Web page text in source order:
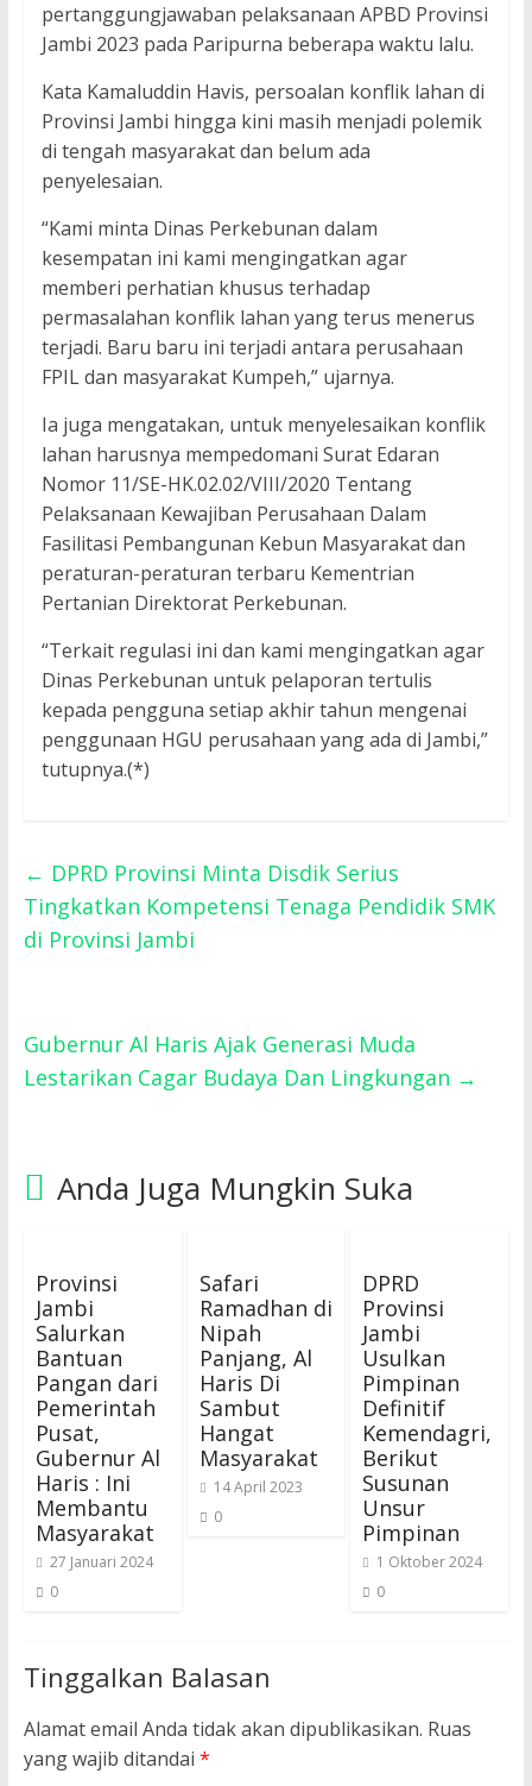
pertanggungjawaban pelaksanaan APBD Provinsi
Jambi 2023 pada Paripurna beberapa waktu lalu.
Kata Kamaluddin Havis, persoalan konflik lahan di
Provinsi Jambi hingga kini masih menjadi polemik
di tengah masyarakat dan belum ada
penyelesaian.
“Kami minta Dinas Perkebunan dalam
kesempatan ini kami mengingatkan agar
memberi perhatian khusus terhadap
permasalahan konflik lahan yang terus menerus
terjadi. Baru baru ini terjadi antara perusahaan
FPIL dan masyarakat Kumpeh,” ujarnya.
Ia juga mengatakan, untuk menyelesaikan konflik
lahan harusnya mempedomani Surat Edaran
Nomor 11/SE-HK.02.02/VIII/2020 Tentang
Pelaksanaan Kewajiban Perusahaan Dalam
Fasilitasi Pembangunan Kebun Masyarakat dan
peraturan-peraturan terbaru Kementrian
Pertanian Direktorat Perkebunan.
“Terkait regulasi ini dan kami mengingatkan agar
Dinas Perkebunan untuk pelaporan tertulis
kepada pengguna setiap akhir tahun mengenai
penggunaan HGU perusahaan yang ada di Jambi,”
tutupnya.(*)
← DPRD Provinsi Minta Disdik Serius
Tingkatkan Kompetensi Tenaga Pendidik SMK
di Provinsi Jambi
Gubernur Al Haris Ajak Generasi Muda
Lestarikan Cagar Budaya Dan Lingkungan →
Anda Juga Mungkin Suka
Provinsi
Jambi
Salurkan
Bantuan
Pangan dari
Pemerintah
Pusat,
Gubernur Al
Haris : Ini
Membantu
Masyarakat
27 Januari 2024
0
Safari
Ramadhan di
Nipah
Panjang, Al
Haris Di
Sambut
Hangat
Masyarakat
14 April 2023
0
DPRD
Provinsi
Jambi
Usulkan
Pimpinan
Definitif
Kemendagri,
Berikut
Susunan
Unsur
Pimpinan
1 Oktober 2024
0
Tinggalkan Balasan
Alamat email Anda tidak akan dipublikasikan. Ruas
yang wajib ditandai *